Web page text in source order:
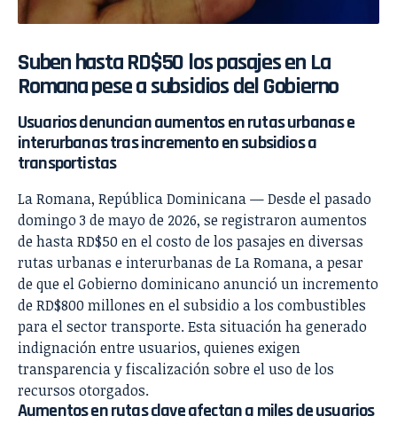
Suben hasta RD$50 los pasajes en La
Romana pese a subsidios del Gobierno
Usuarios denuncian aumentos en rutas urbanas e
interurbanas tras incremento en subsidios a
transportistas
La Romana, República Dominicana — Desde el pasado
domingo 3 de mayo de 2026, se registraron aumentos
de hasta RD$50 en el costo de los pasajes en diversas
rutas urbanas e interurbanas de La Romana, a pesar
de que el Gobierno dominicano anunció un incremento
de RD$800 millones en el subsidio a los combustibles
para el sector transporte. Esta situación ha generado
indignación entre usuarios, quienes exigen
transparencia y fiscalización sobre el uso de los
recursos otorgados.
Aumentos en rutas clave afectan a miles de usuarios